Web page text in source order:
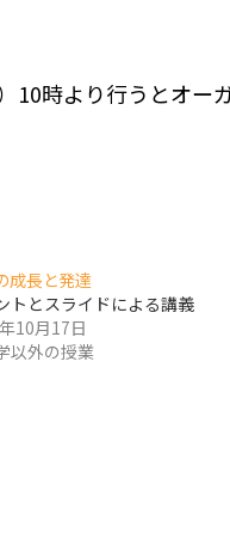
10時より行うとオー
成長と発達
トとスライドによる講義
10月17日
以外の授業